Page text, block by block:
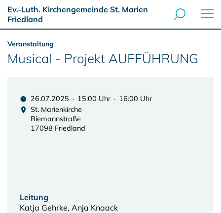
Ev.-Luth. Kirchengemeinde St. Marien
Friedland
Veranstaltung
Musical - Projekt AUFFÜHRUNG
26.07.2025 · 15:00 Uhr · 16:00 Uhr
St. Marienkirche
Riemannstraße
17098 Friedland
Leitung
Katja Gehrke, Anja Knaack